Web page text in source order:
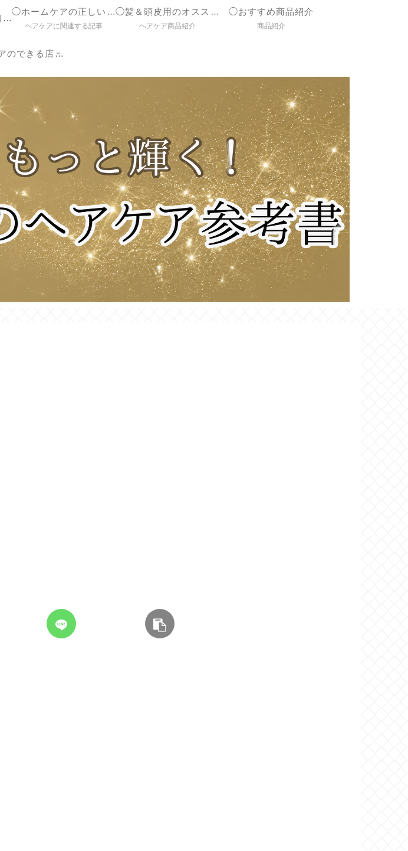
◯素髪ケアの正しい知識【ブログ】
◯ホームケアの正しいやり方
ヘアケアに関連する記事
◯髪＆頭皮用のオススメ商品紹介
ヘアケア商品紹介
◯おすすめ商品紹介
商品紹介
◯素髪ケアのできる店紹介